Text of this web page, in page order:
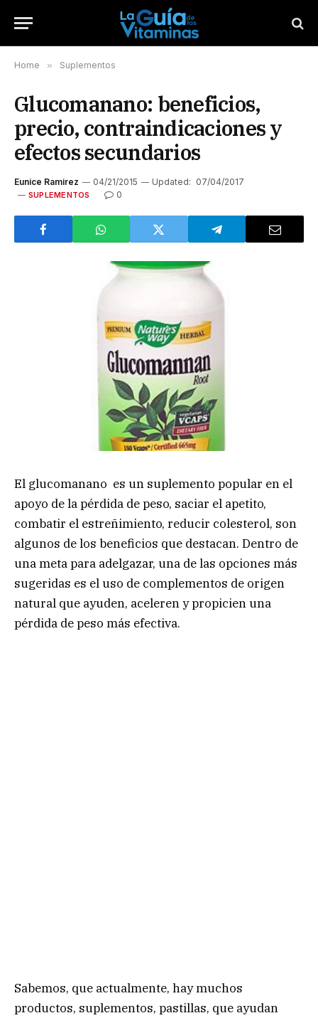
Home » Suplementos
Glucomanano: beneficios,
precio, contraindicaciones y
efectos secundarios
Eunice Ramirez 04/21/2015 Updated: 07/04/2017
SUPLEMENTOS 0
El glucomanano es un suplemento popular en el
apoyo de la pérdida de peso, saciar el apetito,
combatir el estreñimiento, reducir colesterol, son
algunos de los beneficios que destacan. Dentro de
una meta para adelgazar, una de las opciones más
sugeridas es el uso de complementos de origen
natural que ayuden, aceleren y propicien una
pérdida de peso más efectiva.
Sabemos, que actualmente, hay muchos
productos, suplementos, pastillas, que ayudan